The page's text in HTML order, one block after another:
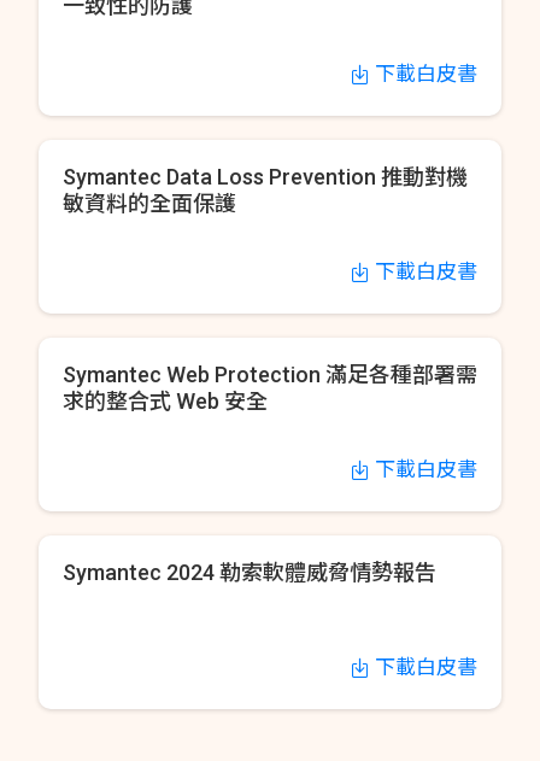
一致性的防護
下載白皮書
Symantec Data Loss Prevention 推動對機
敏資料的全面保護
下載白皮書
Symantec Web Protection 滿足各種部署需
求的整合式 Web 安全
下載白皮書
Symantec 2024 勒索軟體威脅情勢報告
下載白皮書